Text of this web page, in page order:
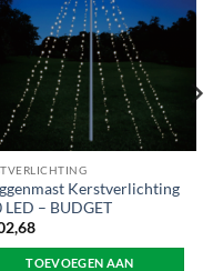
Kerstverlichting
LED – BUDGET
TOEVOEGEN AAN